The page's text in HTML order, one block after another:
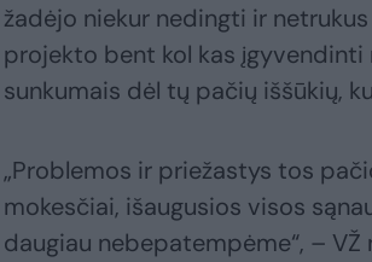
žadėjo niekur nedingti ir
projekto bent kol kas įgyvendinti
sunkumais dėl tų pačių iššūkių,
„Problemos ir priežastys tos
mokesčiai, išaugusios visos
daugiau nebepatempėme“, – VŽ